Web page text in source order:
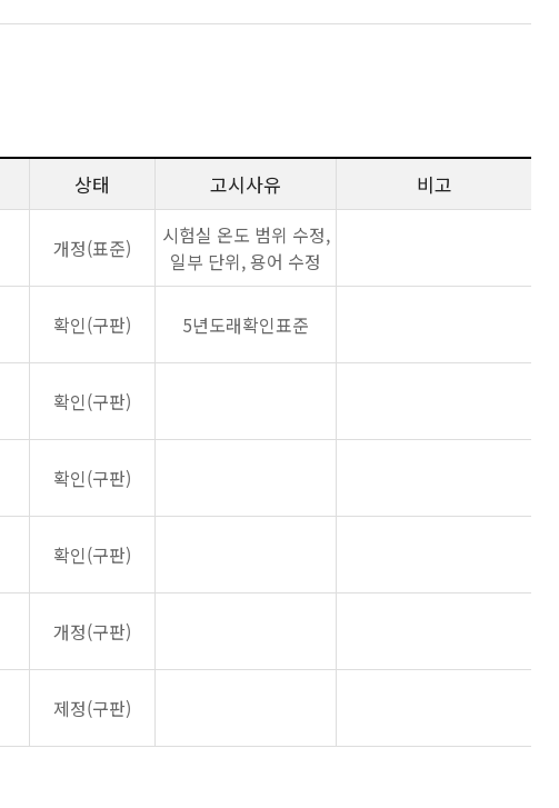
상태 고시사유 비고
개정(표준)
시험실 온도 범위 수정,
일부 단위, 용어 수정
확인(구판) 5년도래확인표준
확인(구판)
확인(구판)
확인(구판)
개정(구판)
제정(구판)